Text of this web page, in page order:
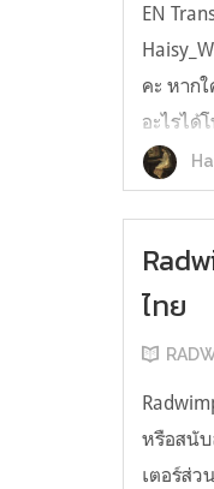
EN
คะ หาก
อะไรได้
まだあ
kai Is
れ落ち
ไทย
หรือสนั
เตอร์ส่ว